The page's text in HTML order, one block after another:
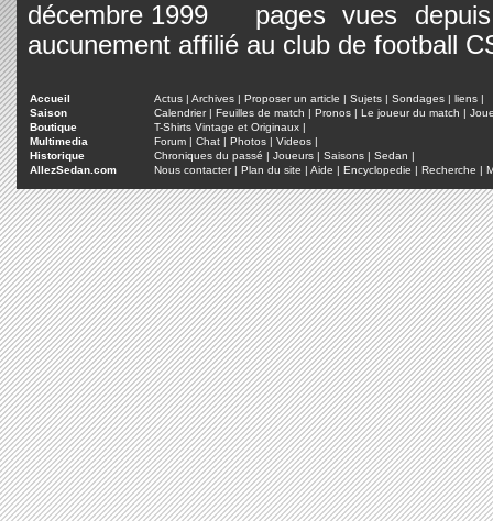
pages vues
aucunement affilié au club de football
Accueil Actus | Archives | Proposer un article | Sujets | Sondages | liens |
Saison
Calendrier| Feuilles de match | Pronos | Le joueur du match |
Boutique
T-Shirts Vintage et Originaux |
Multimedia
Forum | Chat | Photos | Videos |
Historique
Chroniques du passé | Joueurs | Saisons | Sedan |
AllezSedan.com
Nous contacter| Plan du site | Aide | Encyclopedie | Recherche |